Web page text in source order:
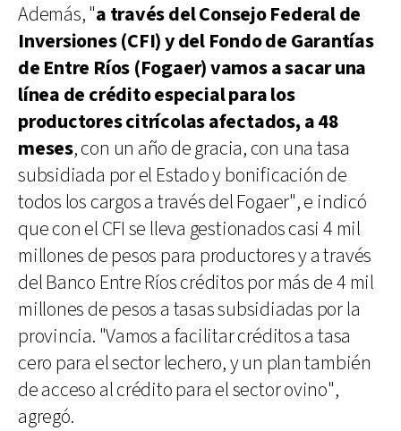
Además, "a través del Consejo Federal de
Inversiones (CFI) y del Fondo de Garantías
de Entre Ríos (Fogaer) vamos a sacar una
línea de crédito especial para los
productores citrícolas afectados, a 48
meses, con un año de gracia, con una tasa
subsidiada por el Estado y bonificación de
todos los cargos a través del Fogaer", e indicó
que con el CFI se lleva gestionados casi 4 mil
millones de pesos para productores y a través
del Banco Entre Ríos créditos por más de 4 mil
millones de pesos a tasas subsidiadas por la
provincia. "Vamos a facilitar créditos a tasa
cero para el sector lechero, y un plan también
de acceso al crédito para el sector ovino",
agregó.